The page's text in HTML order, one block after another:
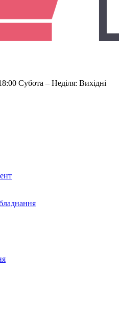
Субота – Неділя: Вихідні